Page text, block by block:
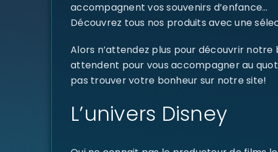
accompagnent vos souvenirs d’enfance…
Découvrez tous nos produits avec une
Alors n’attendez plus pour découvrir notre
attendent pour vous accompagner au
pas trouver votre bonheur sur notre site!
L’univers Disney